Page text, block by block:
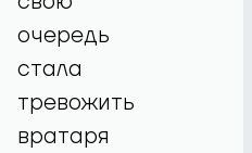
очередь
стала
тревожить
вратаря